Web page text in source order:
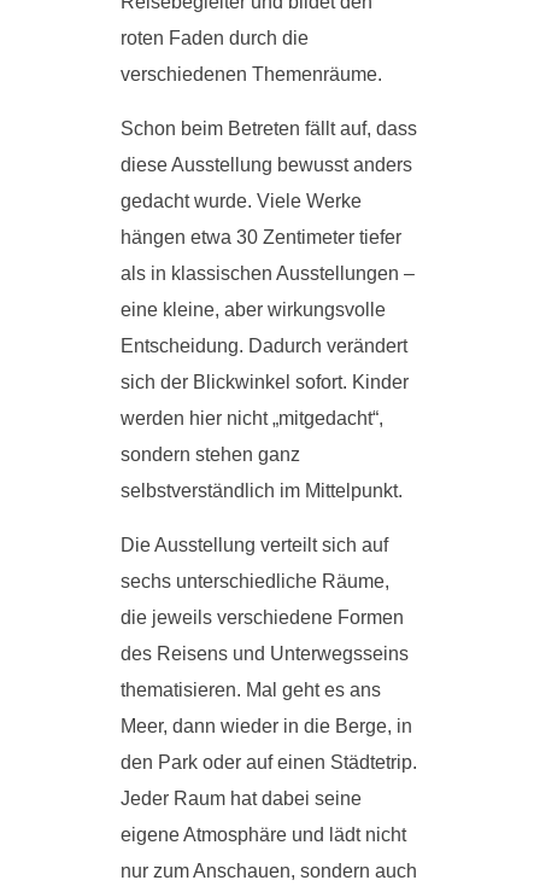
roten Faden durch die
verschiedenen Themenräume.
Schon beim Betreten fällt auf, dass
diese Ausstellung bewusst anders
gedacht wurde. Viele Werke
hängen etwa 30 Zentimeter tiefer
als in klassischen Ausstellungen –
eine kleine, aber wirkungsvolle
Entscheidung. Dadurch verändert
sich der Blickwinkel sofort. Kinder
werden hier nicht „mitgedacht“,
sondern stehen ganz
selbstverständlich im Mittelpunkt.
Die Ausstellung verteilt sich auf
sechs unterschiedliche Räume,
die jeweils verschiedene Formen
des Reisens und Unterwegsseins
thematisieren. Mal geht es ans
Meer, dann wieder in die Berge, in
den Park oder auf einen Städtetrip.
Jeder Raum hat dabei seine
eigene Atmosphäre und lädt nicht
nur zum Anschauen, sondern auch